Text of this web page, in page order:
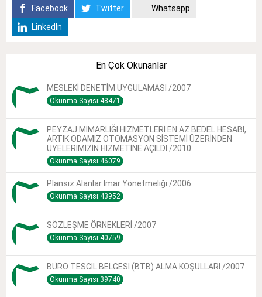
Facebook
Twitter
Whatsapp
LinkedIn
En Çok Okunanlar
MESLEKİ DENETİM UYGULAMASI /2007
Okunma Sayısı:48471
PEYZAJ MİMARLIĞI HİZMETLERİ EN AZ BEDEL HESABI,
ARTIK ODAMIZ OTOMASYON SİSTEMİ ÜZERİNDEN
ÜYELERİMİZİN HİZMETİNE AÇILDI /2010
Okunma Sayısı:46079
Plansız Alanlar Imar Yönetmeliği /2006
Okunma Sayısı:43952
SÖZLEŞME ÖRNEKLERİ /2007
Okunma Sayısı:40759
BÜRO TESCİL BELGESİ (BTB) ALMA KOŞULLARI /2007
Okunma Sayısı:39740